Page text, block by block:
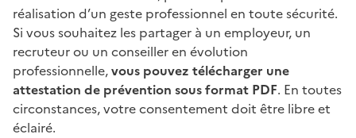
réalisation d’un geste professionnel en toute sécurité.
Si vous souhaitez les partager à un employeur, un
recruteur ou un conseiller en évolution
professionnelle,vous pouvez télécharger une
attestation de prévention sous format PDF. En toutes
circonstances, votre consentement doit être libre et
éclairé.